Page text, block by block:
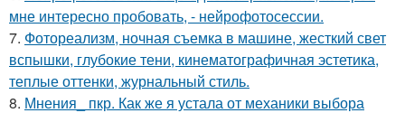
мне интересно пробовать, - нейрофотосессии.
7. Фотореализм, ночная съемка в машине, жесткий свет
вспышки, глубокие тени, кинематографичная эстетика,
теплые оттенки, журнальный стиль.
8. Мнения_ пкр. Как же я устала от механики выбора